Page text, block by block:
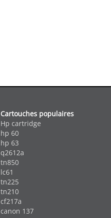
Cartouches populaires
Hp cartridge
hp 60
hp 63
q2612a
tn850
lc61
tn225
tn210
cf217a
canon 137